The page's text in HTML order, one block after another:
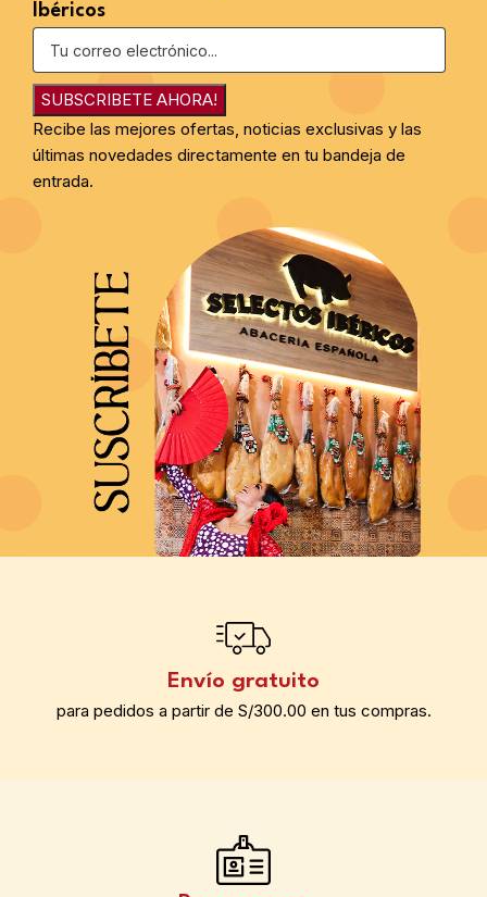
Ibéricos
SUBSCRIBETE AHORA!
Recibe las mejores ofertas, noticias exclusivas y las
últimas novedades directamente en tu bandeja de
entrada.
Envío gratuito
para pedidos a partir de S/300.00 en tus compras.